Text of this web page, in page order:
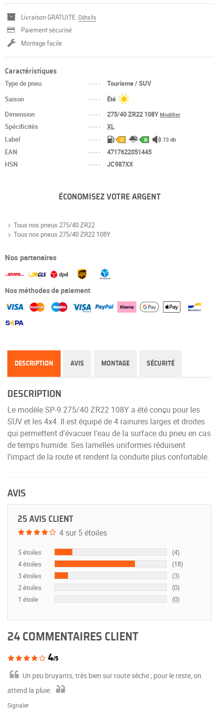
Livraison GRATUITE. Détails
Paiement sécurisé
Montage facile
Caractéristiques
Type de pneu ----
Tourisme / SUV
Saison
----
Été
Dimension
---- 275/40 ZR22 108YModifier
Spécificités ----
XL
Label
---- E B 73 db
EAN ----
4717622051445
HSN
---- JC987XX
ÉCONOMISEZ VOTRE ARGENT
Tous nos pneus 275/40 ZR22
Tous nos pneus 275/40 ZR22 108Y
Nos partenaires
Nos méthodes de paiement
DESCRIPTION AVIS MONTAGE SÉCURITÉ
DESCRIPTION
Le modèle SP-9 275/40 ZR22 108Y a été conçu pour les
SUV et les 4x4. Il est équipé de 4 rainures larges et droites
qui permettent d'évacuer l'eau de la surface du pneu en cas
de temps humide. Ses lamelles uniformes réduisent
l'impact de la route et rendent la conduite plus confortable.
AVIS
25 AVIS CLIENT
4 sur 5 étoiles
5 étoiles
(4)
4 étoiles
(18)
3 étoiles
(3)
2 étoiles
(0)
1 étoile
(0)
24 COMMENTAIRES CLIENT
4/5
Un peu bruyants, très bien sur route sèche ; pour le reste, on
attend la pluie.
Signaler